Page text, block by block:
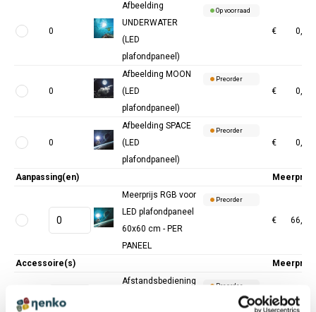
0
Afbeelding
UNDERWATER
(LED
plafondpaneel)
Op voorraad
€ 0,00
0
Afbeelding MOON
(LED
plafondpaneel)
Preorder
€ 0,00
0
Afbeelding SPACE
(LED
plafondpaneel)
Preorder
€ 0,00
Aanpassing(en)
Meerprijs
Meerprijs RGB voor
LED plafondpaneel
60x60 cm - PER
PANEEL
Preorder
€ 66,07
Accessoire(s)
Meerprijs
Afstandsbediening
Preorder
€ 205,79